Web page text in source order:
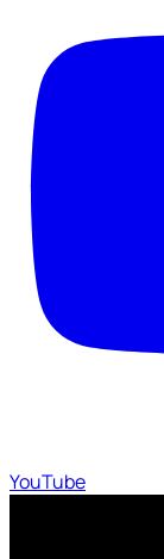
YouTube